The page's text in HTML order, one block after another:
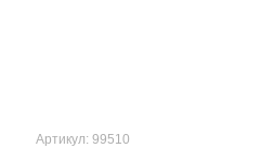
Артикул: 99510